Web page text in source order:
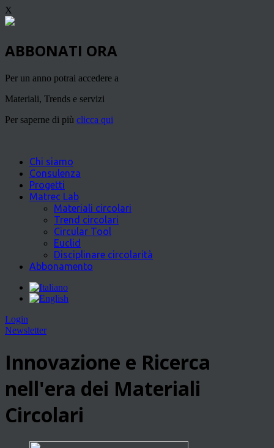
X
ABBONATI ORA
Per un anno potrai accedere a
Materiali, Trends e servizi
Per saperne di più clicca qui
Chi siamo
Consulenza
Progetti
Matrec Lab
Materiali circolari
Trend circolari
Circular Tool
Euclid
Disciplinare circolarità
Abbonamento
Login
Newsletter
Innovazione e Ricerca
nell'era dei Materiali
Circolari